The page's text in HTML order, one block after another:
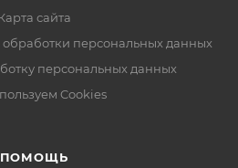
сайта
персональных данных
персональных данных
Cookies
ПОМОЩЬ